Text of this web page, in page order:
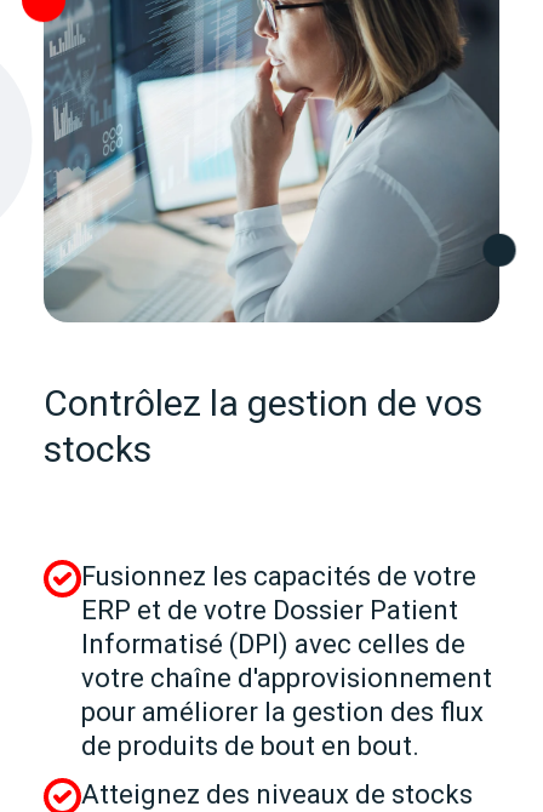
Contrôlez la gestion de vos
stocks
Fusionnez les capacités de votre
ERP et de votre Dossier Patient
Informatisé (DPI) avec celles de
votre chaîne d'approvisionnement
pour améliorer la gestion des flux
de produits de bout en bout.
Atteignez des niveaux de stocks